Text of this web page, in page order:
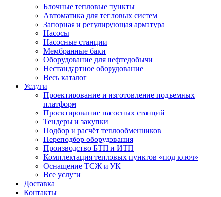
Блочные тепловые пункты
Автоматика для тепловых систем
Запорная и регулирующая арматура
Насосы
Насосные станции
Мембранные баки
Оборудование для нефтедобычи
Нестандартное оборудование
Весь каталог
Услуги
Проектирование и изготовление подъемных
платформ
Проектирование насосных станций
Тендеры и закупки
Подбор и расчёт теплообменников
Переподбор оборудования
Производство БТП и ИТП
Комплектация тепловых пунктов «под ключ»
Оснащение ТСЖ и УК
Все услуги
Доставка
Контакты